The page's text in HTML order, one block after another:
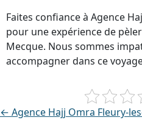
Faites confiance à Agence
pour une expérience de
Mecque. Nous sommes
accompagner dans ce
← Agence Hajj Omra Fleury-